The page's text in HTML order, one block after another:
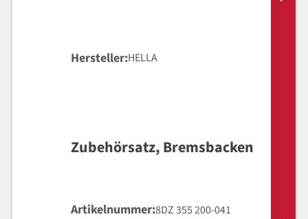
Hersteller HELLA
Zubehörsatz, Bremsbacken
Artikelnummer 8DZ 355 200-041